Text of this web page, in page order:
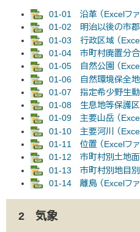
01-01 沿革 （Excelファ
01-02 明治以後の市郡
01-03 行政区域 （Excel
01-04 市町村廃置分合
01-05 自然公園 （Excel
01-06 自然環境保全地
01-07 指定希少野生動
01-08 生息地等保護区
01-09 主要山岳 （Excel
01-10 主要河川 （Excel
01-11 位置 （Excelファ
01-12 市町村別土地面積
01-13 市町村別地目別
01-14 離島 （Excelファ
2 気象